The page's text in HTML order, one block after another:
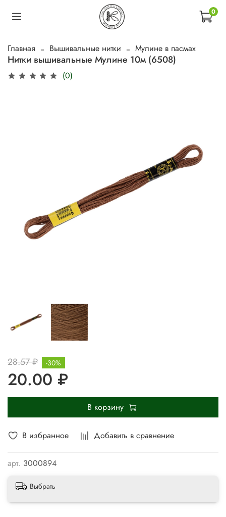
0
Главная Вышивальные нитки Мулине в пасмах
Нитки вышивальные Мулине 10м (6508)
(0)
В избранное Добавить в сравнение
арт. 3000894
28.57 ₽
20.00 ₽
-30%
В корзину
Выбрать